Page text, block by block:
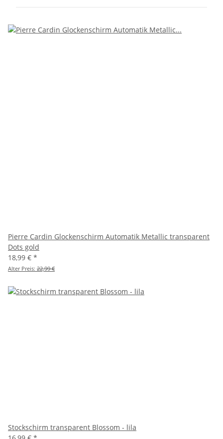
Pierre Cardin Glockenschirm Automatik Metallic transparent
Dots gold
18,99 € *
Alter Preis: 22,99 €
Stockschirm transparent Blossom - lila